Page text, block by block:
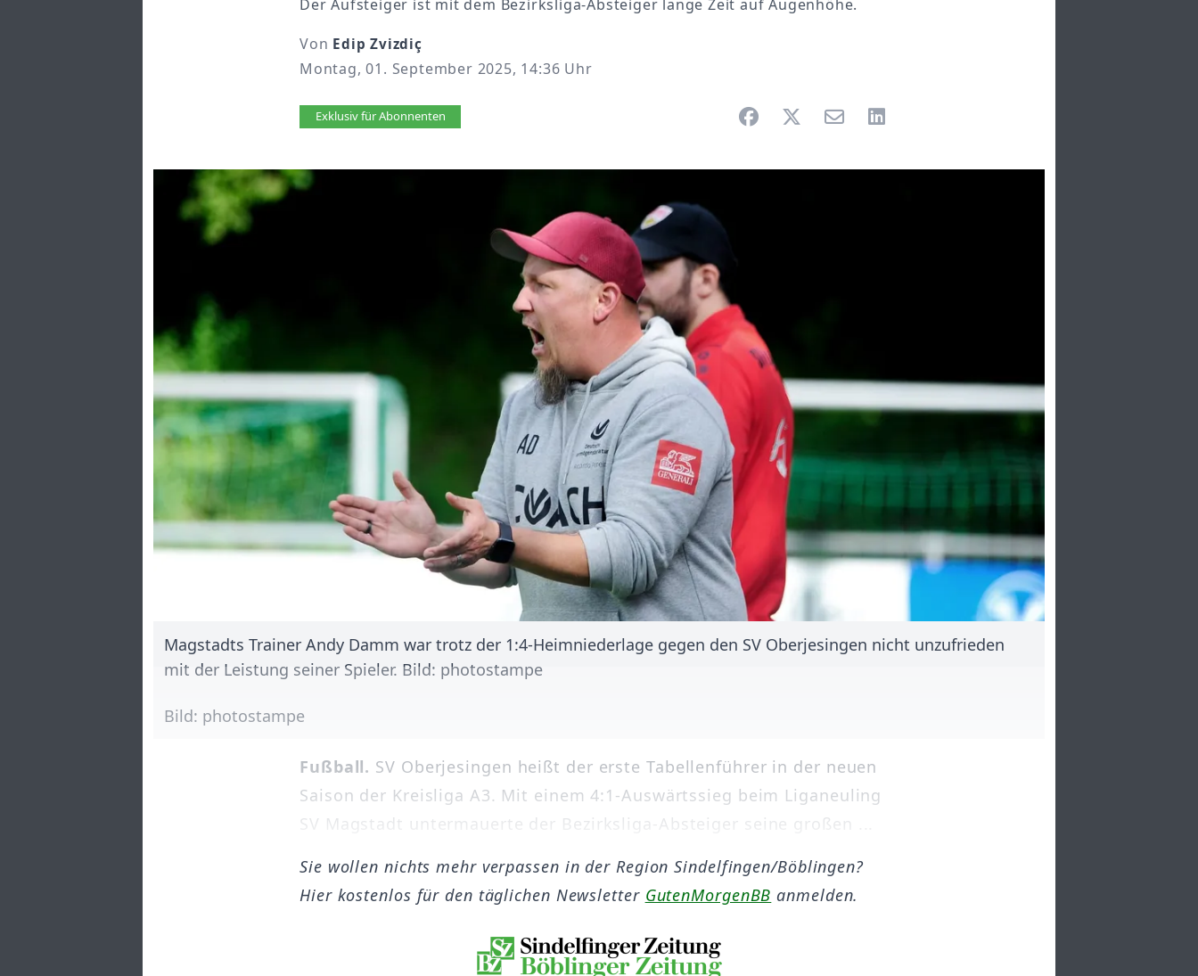
Der Aufsteiger ist mit dem Bezirksliga-Absteiger lange Zeit auf Augenhöhe.
Von Edip Zvizdiç
Montag, 01. September 2025, 14:36 Uhr
Artikel vorlesen
Exklusiv für Abonnenten
Magstadts Trainer Andy Damm war trotz der 1:4-Heimniederlage gegen den SV Oberjesingen nicht unzufrieden
mit der Leistung seiner Spieler. Bild: photostampe
Bild: photostampe
Fußball. SV Oberjesingen heißt der erste Tabellenführer in der neuen
Saison der Kreisliga A3. Mit einem 4:1-Auswärtssieg beim Liganeuling
SV Magstadt untermauerte der Bezirksliga-Absteiger seine großen ...
Sie wollen nichts mehr verpassen in der Region Sindelfingen/Böblingen?
Hier kostenlos für den täglichen Newsletter GutenMorgenBB anmelden.